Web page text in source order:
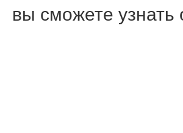
вы смοжете узнать